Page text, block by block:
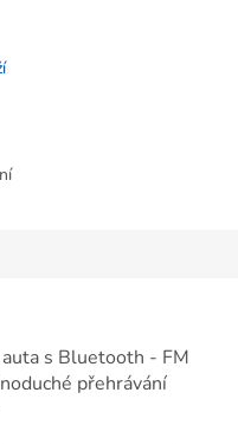
s Bluetooth - FM
přehrávání